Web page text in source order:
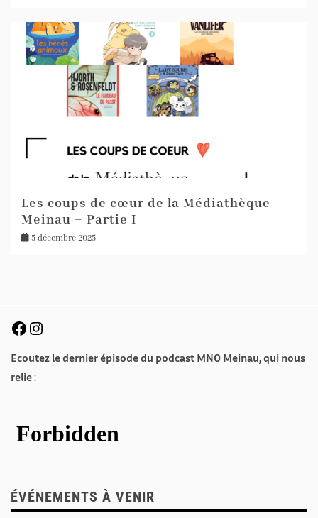
Les coups de cœur de la Médiathèque
Meinau – Partie I
5 décembre 2025
Ecoutez le dernier épisode du podcast MNO Meinau, qui nous
relie:
ÉVÉNEMENTS À VENIR